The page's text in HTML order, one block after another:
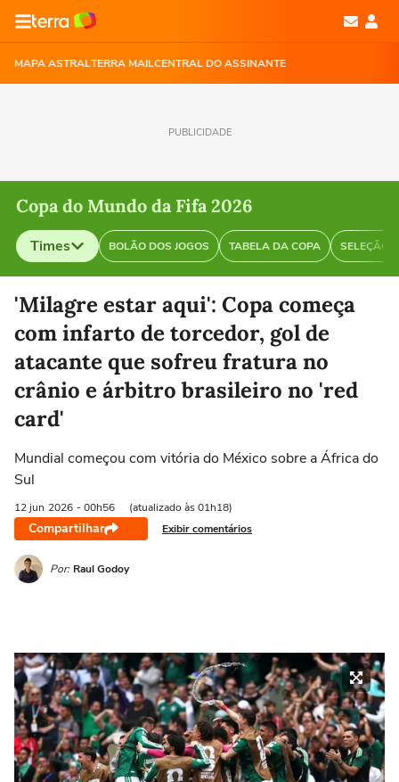
MAPA ASTRALTERRA MAILCENTRAL DO ASSINANTE
PUBLICIDADE
Copa do Mundo da Fifa 2026
Times BOLÃO DOS JOGOS TABELA DA COPA SELEÇÃO
Selecione o time para ver as notícias
'Milagre estar aqui': Copa começa
com infarto de torcedor, gol de
atacante que sofreu fratura no
crânio e árbitro brasileiro no 'red
card'
Mundial começou com vitória do México sobre a África do
Sul
12 jun 2026 - 00h56 (atualizado às 01h18)
Compartilhar Exibir comentários
Por: Raul Godoy